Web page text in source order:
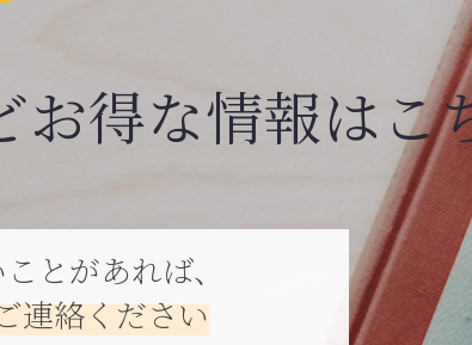
とがあれば、
連絡ください
得な情報はこ